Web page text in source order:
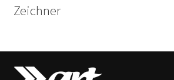
Zeichner